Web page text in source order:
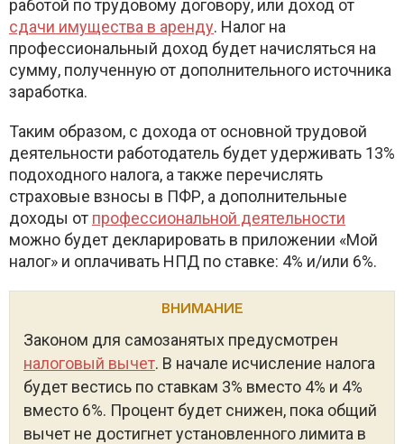
работой по трудовому договору, или доход от
сдачи имущества в аренду. Налог на
профессиональный доход будет начисляться на
сумму, полученную от дополнительного источника
заработка.
Таким образом, с дохода от основной трудовой
деятельности работодатель будет удерживать 13%
подоходного налога, а также перечислять
страховые взносы в ПФР, а дополнительные
доходы от профессиональной деятельности
можно будет декларировать в приложении «Мой
налог» и оплачивать НПД по ставке: 4% и/или 6%.
ВНИМАНИЕ
Законом для самозанятых предусмотрен
налоговый вычет. В начале исчисление налога
будет вестись по ставкам 3% вместо 4% и 4%
вместо 6%. Процент будет снижен, пока общий
вычет не достигнет установленного лимита в